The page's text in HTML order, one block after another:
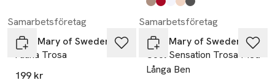
Produkten finns i färgerna:
taupe
röd,
vit,
beige
mörkgrå,
Samarbetsföretag
Miss Mary of Sweden
Fauna Trosa
199 kr
Samarbetsföretag
Miss Mary of Sweden
Cool Sensation Trosa Med
Långa Ben